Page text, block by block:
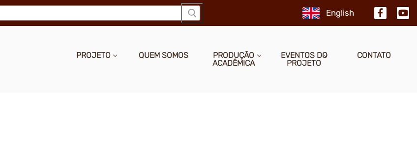
PROJETO QUEM SOMOS
PRODUÇÃO
ACADÊMICA
EVENTOS DO
PROJETO
CONTATO